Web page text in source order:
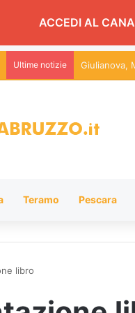
ACCEDI AL
Ultime notizie Roseto,
Teramo Pescara
libro